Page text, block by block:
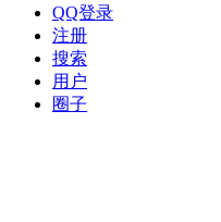
QQ登录
注册
搜索
用户
圈子